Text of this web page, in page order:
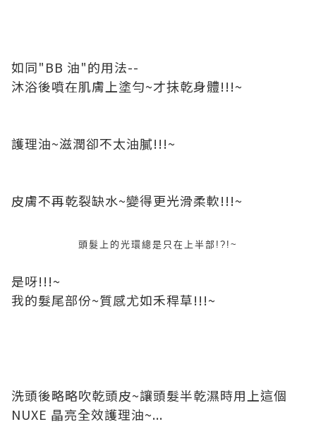
如同"BB 油"的用法--
沐浴後噴在肌膚上塗勻~才抺乾身體!!!~
護理油~滋潤卻不太油膩!!!~
皮膚不再乾裂缺水~變得更光滑柔軟!!!~
頭髮上的光環總是只在上半部!?!~
是呀!!!~
我的髮尾部份~質感尤如禾稈草!!!~
洗頭後略略吹乾頭皮~讓頭髮半乾濕時用上這個
NUXE 晶亮全效護理油~...